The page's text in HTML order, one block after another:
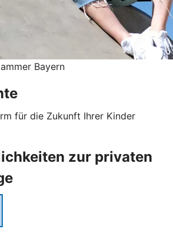
Bayern
für die Zukunft Ihrer Kinder
zur privaten